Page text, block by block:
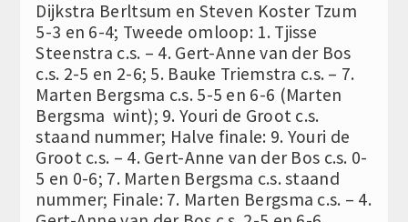
Dijkstra Berltsum en Steven Koster Tzum
5-3 en 6-4; Tweede omloop: 1. Tjisse
Steenstra c.s. – 4. Gert-Anne van der Bos
c.s. 2-5 en 2-6; 5. Bauke Triemstra c.s. – 7.
Marten Bergsma c.s. 5-5 en 6-6 (Marten
Bergsma wint); 9. Youri de Groot c.s.
staand nummer; Halve finale: 9. Youri de
Groot c.s. – 4. Gert-Anne van der Bos c.s. 0-
5 en 0-6; 7. Marten Bergsma c.s. staand
nummer; Finale: 7. Marten Bergsma c.s. – 4.